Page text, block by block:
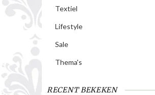
Textiel
Lifestyle
Sale
Thema's
RECENT BEKEKEN